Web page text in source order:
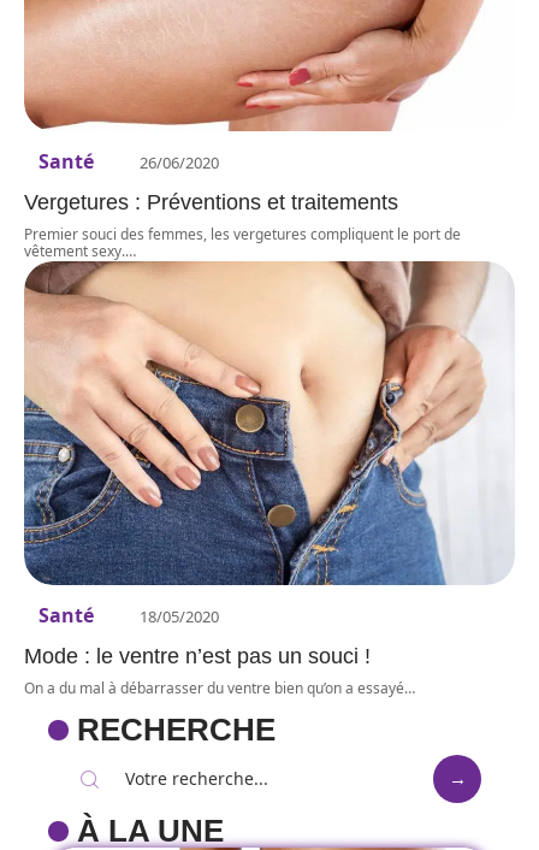
Santé 26/06/2020
Vergetures : Préventions et traitements
Premier souci des femmes, les vergetures compliquent le port de
vêtement sexy.…
Santé 18/05/2020
Mode : le ventre n’est pas un souci !
On a du mal à débarrasser du ventre bien qu’on a essayé…
RECHERCHE
À LA UNE